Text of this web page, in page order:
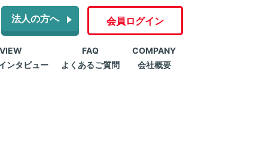
法人の方へ 会員ログイン
ンタビュー
FAQ
よくあるご質問
COMPANY
会社概要